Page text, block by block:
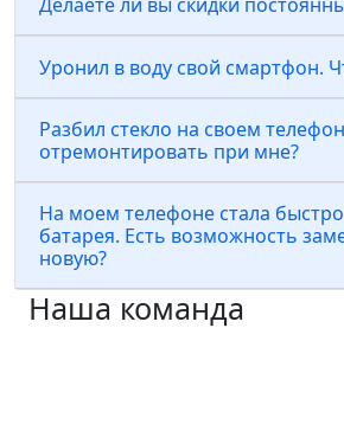
Уронил в воду свой смартфон.
Разбил стекло на своем
отремонтировать при мне?
На моем телефоне стала
батарея. Есть возможность
новую?
Наша команда